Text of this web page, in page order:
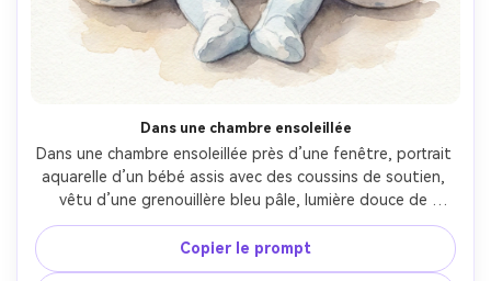
Dans une chambre ensoleillée
Dans une chambre ensoleillée près d’une fenêtre, portrait
aquarelle d’un bébé assis avec des coussins de soutien,
vêtu d’une grenouillère bleu pâle, lumière douce de
fenêtre, lavis lâche en fond, traits du visage détaillés,
texture et granulation du papier, cadrage centré, calme
matinal et ambiance affectueuse, objectif 85mm, faible
Copier le prompt